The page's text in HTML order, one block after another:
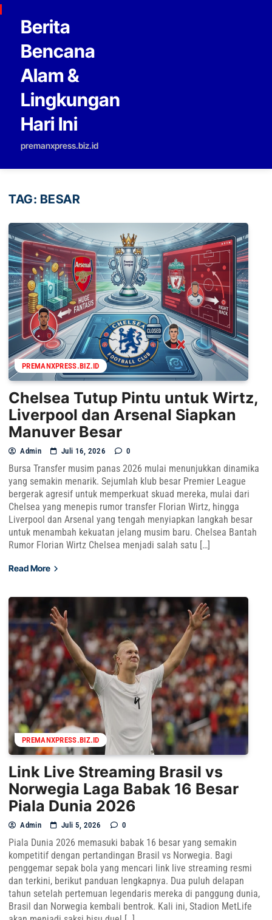
Skip to content
Berita
Bencana
Alam &
Lingkungan
Hari Ini
premanxpress.biz.id
TAG: BESAR
PREMANXPRESS.BIZ.ID
Chelsea Tutup Pintu untuk Wirtz,
Liverpool dan Arsenal Siapkan
Manuver Besar
Admin Juli 16, 2026 0
Bursa Transfer musim panas 2026 mulai menunjukkan dinamika
yang semakin menarik. Sejumlah klub besar Premier League
bergerak agresif untuk memperkuat skuad mereka, mulai dari
Chelsea yang menepis rumor transfer Florian Wirtz, hingga
Liverpool dan Arsenal yang tengah menyiapkan langkah besar
untuk menambah kekuatan jelang musim baru. Chelsea Bantah
Rumor Florian Wirtz Chelsea menjadi salah satu […]
Read More
PREMANXPRESS.BIZ.ID
Link Live Streaming Brasil vs
Norwegia Laga Babak 16 Besar
Piala Dunia 2026
Admin Juli 5, 2026 0
Piala Dunia 2026 memasuki babak 16 besar yang semakin
kompetitif dengan pertandingan Brasil vs Norwegia. Bagi
penggemar sepak bola yang mencari link live streaming resmi
dan terkini, berikut panduan lengkapnya. Dua puluh delapan
tahun setelah pertemuan legendaris mereka di panggung dunia,
Brasil dan Norwegia kembali bentrok. Kali ini, Stadion MetLife